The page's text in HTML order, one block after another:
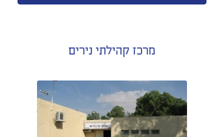
מרכז קהילתי נירים